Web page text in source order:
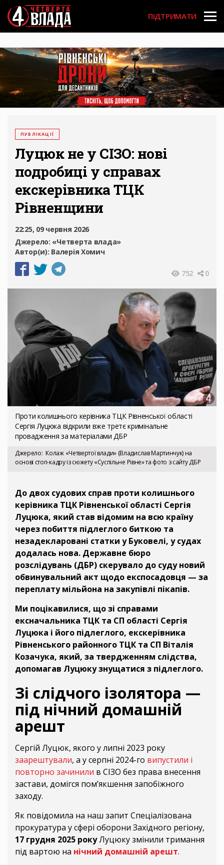
Перейти
до
основного
вмісту
User
account
menu
ПІДТРИМАТИ
ПУБЛІКАЦІЇ
Луцюк не у СІЗО: нові
подробиці у справах
екскерівника ТЦК
Рівненщини
22:25, 09 червня 2026
Джерело: «Четверта влада»
Автор(и): Валерія Хомич
752 0
Проти колишнього керівника ТЦК Рівненської області
Сергія Луцюка відкрили вже третє кримінальне
провадження за матеріалами ДБР
Джерело Колаж «Четвертої влади» (Владислав Мартинчук) на
основі стоп-кадру із сюжету «Суспільне Рівне» та фото з сайту ДБР
До двох судових справ проти колишнього
керівника ТЦК Рівненської області Сергія
Луцюка, який став відомим на всю країну
через побиття підлеглого биткою та
незадекларовані статки у Буковелі, у судах
додалась нова. Державне бюро
розслідувань (ДБР) скерувало до суду новий
обвинувальний акт щодо експосадовця — за
переплату мільйона на закупівлі пікапів.
Ми поцікавилися, що зі справами
ексначальника ТЦК та СП області Сергія
Луцюка і його підлеглого, екскерівника
Рівненського районного ТЦК та СП Віталія
Козачука, який, за твердженням слідства,
допомагав Луцюку знущатися з підлеглого.
Зі слідчого ізолятора —
під нічний домашній
арешт
Сергій Луцюк, якого у липні 2023 року
заарештували, а у серпні 2024-го випустили і
повторно зачинили в СІЗО без права внесення
застави, домігся пом’якшення запобіжного
заходу.
Як повідомила на наш запит Спеціалізована
прокуратура у сфері оборони Західного регіону,
17 грудня 2025 рокуЛуцюку змінили тримання
під вартою на нічний домашній арешт.